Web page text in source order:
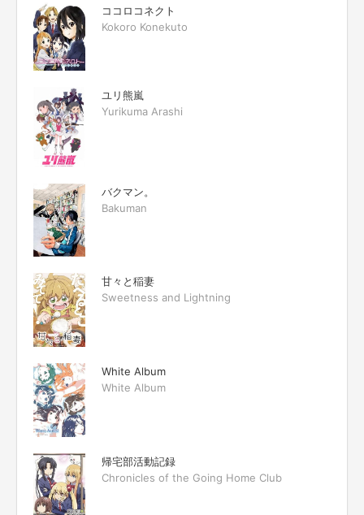
ココロコネクト
Kokoro Konekuto
ユリ熊嵐
Yurikuma Arashi
バクマン。
Bakuman
甘々と稲妻
Sweetness and Lightning
White Album
White Album
帰宅部活動記録
Chronicles of the Going Home Club